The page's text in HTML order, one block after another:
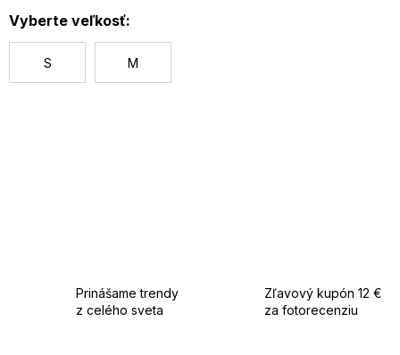
Vyberte veľkosť:
S M
Prinášame trendy
z celého sveta
Zľavový kupón 12 €
za fotorecenziu